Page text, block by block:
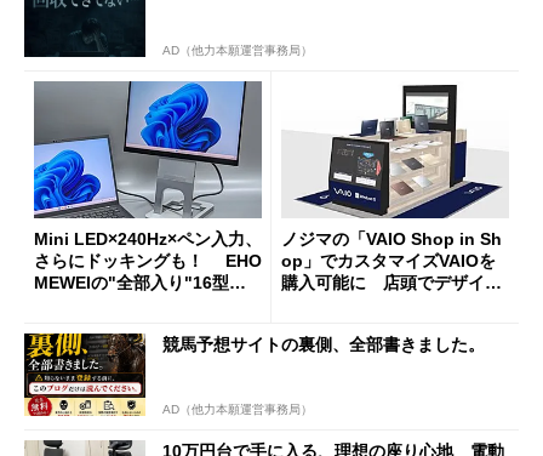
AD（他力本願運営事務局）
Mini LED×240Hz×ペン入力、
さらにドッキングも！ EHO
MEWEIの"全部入り"16型モ
ノジマの「VAIO Shop in Sh
op」でカスタマイズVAIOを
購入可能に 店頭でデザイン
競馬予想サイトの裏側、全部書きました。
AD（他力本願運営事務局）
10万円台で手に入る、理想の座り心地 電動